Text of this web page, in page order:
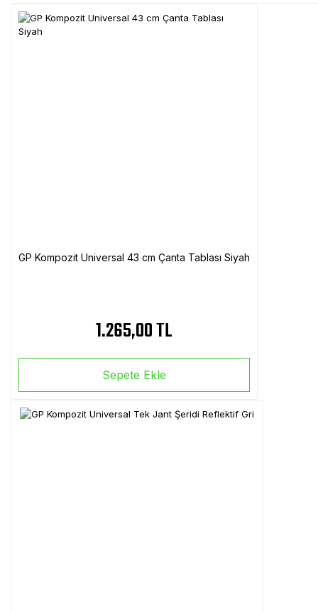
GP Kompozit Universal 43 cm Çanta Tablası Siyah
1.265,00 TL
Sepete Ekle